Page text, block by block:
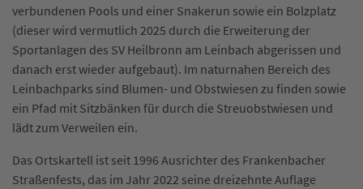
verbundenen Pools und einer Snakerun sowie ein Bolzplatz
(dieser wird vermutlich 2025 durch die Erweiterung der
Sportanlagen des SV Heilbronn am Leinbach abgerissen und
danach erst wieder aufgebaut). Im naturnahen Bereich des
Leinbachparks sind Blumen- und Obstwiesen zu finden sowie
ein Pfad mit Sitzbänken für durch die Streuobstwiesen und
lädt zum Verweilen ein.
Das Ortskartell ist seit 1996 Ausrichter des Frankenbacher
Straßenfests, das im Jahr 2022 seine dreizehnte Auflage